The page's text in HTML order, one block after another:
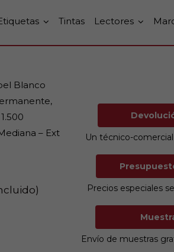
Tintas Lectores
Blanco
– Ext
Un técnico-
Precios especiales
Envío de muestras